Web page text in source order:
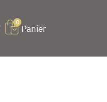
0
Panier